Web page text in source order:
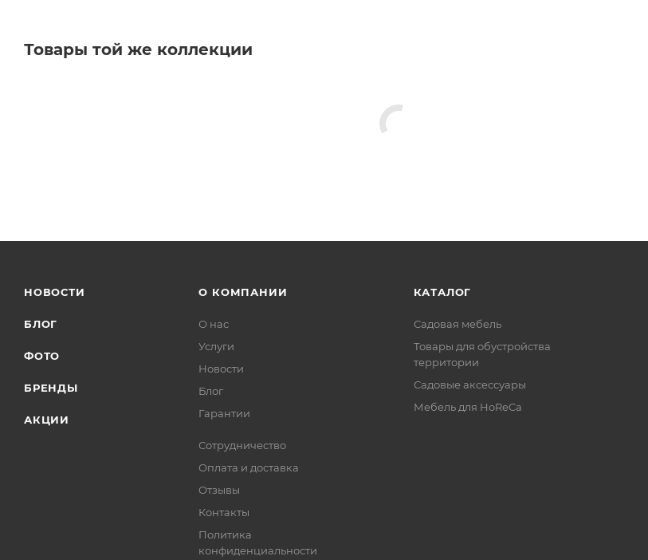
Товары той же коллекции
НОВОСТИ
БЛОГ
ФОТО
БРЕНДЫ
АКЦИИ
О КОМПАНИИ
О нас
Услуги
Новости
Блог
Гарантии
Сотрудничество
Оплата и доставка
Отзывы
Контакты
Политика
конфиденциальности
КАТАЛОГ
Садовая мебель
Товары для обустройства
территории
Садовые аксессуары
Мебель для HoReCa